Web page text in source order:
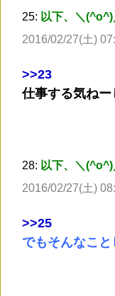
25: 以下、＼
2016/02/27(土)
>>23
仕事する気ね
28: 以下、＼
2016/02/27(土)
>>25
でもそんなこ